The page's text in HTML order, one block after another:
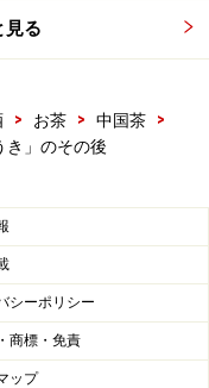
見る
> お茶 > 中国茶
>
き」のその後
シーポリシー
商標・免責
ップ